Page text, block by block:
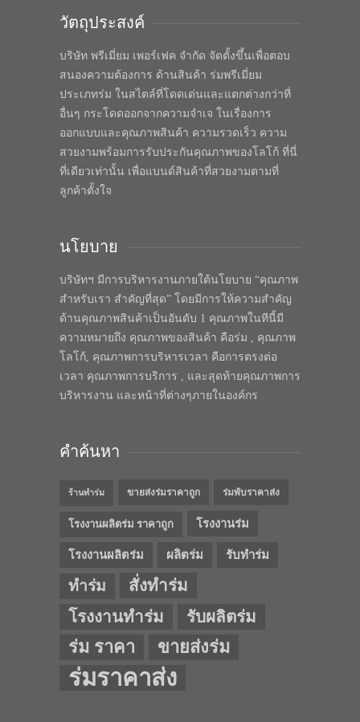
วัตถุประสงค์
บริษัท พรีเมี่ยม เพอร์เฟค จำกัด จัดตั้งขึ้นเพื่อตอบ
สนองความต้องการ ด้านสินค้า ร่มพรีเมี่ยม
ประเภทร่ม ในสไตล์ที่โดดเด่นและแตกต่างกว่าที่
อื่นๆ กระโดดออกจากความจำเจ ในเรื่องการ
ออกแบบและคุณภาพสินค้า ความรวดเร็ว ความ
สวยงามพร้อมการรับประกันคุณภาพของโลโก้ ที่นี่
ที่เดียวเท่านั้น เพื่อแบนด์สินค้าที่สวยงามตามที่
ลูกค้าตั้งใจ
นโยบาย
บริษัทฯ มีการบริหารงานภายใต้นโยบาย “คุณภาพ
สำหรับเรา สำคัญที่สุด” โดยมีการให้ความสำคัญ
ด้านคุณภาพสินค้าเป็นอันดับ 1 คุณภาพในทีนี้มี
ความหมายถึง คุณภาพของสินค้า คือร่ม , คุณภาพ
โลโก้, คุณภาพการบริหารเวลา คือการตรงต่อ
เวลา คุณภาพการบริการ , และสุดท้ายคุณภาพการ
บริหารงาน และหน้าที่ต่างๆภายในองค์กร
คำค้นหา
ร้านทำร่ม ขายส่งร่มราคาถูก ร่มพับราคาส่ง
โรงงานผลิตร่ม ราคาถูก โรงงานร่ม
โรงงานผลิตร่ม ผลิตร่ม รับทำร่ม
ทำร่ม
สั่งทำร่ม
โรงงานทำร่ม
รับผลิตร่ม
ร่ม ราคา ขายส่งร่ม
ร่มราคาส่ง